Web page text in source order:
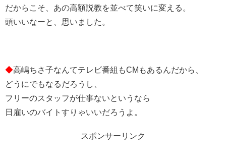
だからこそ、あの高額説教を並べて笑いに変える。
頭いいなーと、思いました。
◆高嶋ちさ子なんてテレビ番組もCMもあるんだから、
どうにでもなるだろうし、
フリーのスタッフが仕事ないというなら
日雇いのバイトすりゃいいだろうよ。
スポンサーリンク